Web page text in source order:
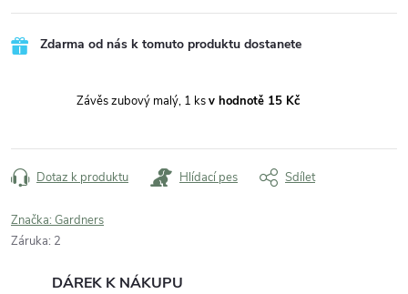
Zdarma od nás k tomuto produktu dostanete
Závěs zubový malý, 1 ksv hodnotě 15 Kč
Dotaz k produktu Hlídací pes Sdílet
Značka: Gardners
Záruka: 2
DÁREK K NÁKUPU